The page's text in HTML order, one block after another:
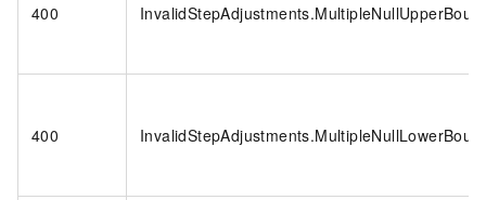
400
400